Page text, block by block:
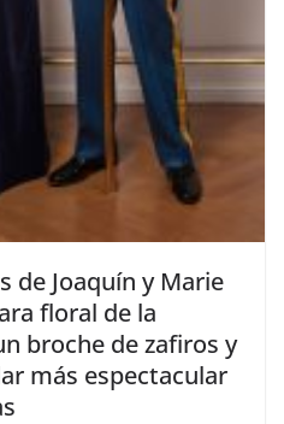
de Joaquín y Marie
floral de la
broche de zafiros y
más espectacular